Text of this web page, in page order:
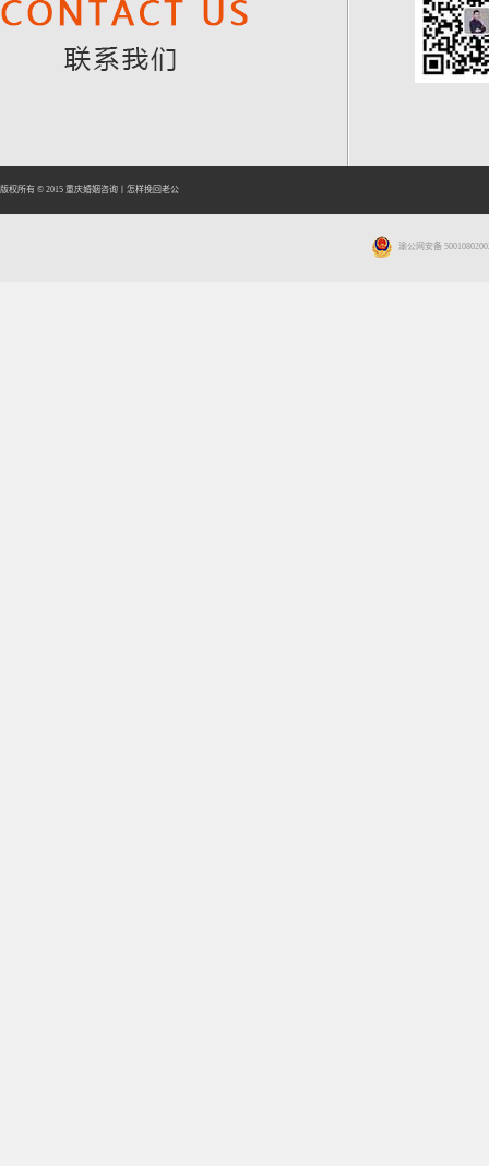
版权所有 © 2015 重庆婚姻咨询 怎样挽回老公
渝公网安备